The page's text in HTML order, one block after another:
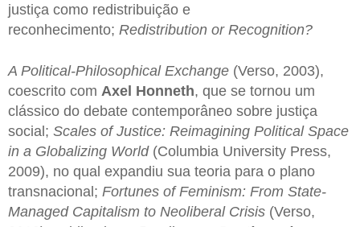
justiça como redistribuição e
reconhecimento; Redistribution or Recognition?
A Political-Philosophical Exchange (Verso, 2003),
coescrito com Axel Honneth, que se tornou um
clássico do debate contemporâneo sobre justiça
social; Scales of Justice: Reimagining Political Space
in a Globalizing World(Columbia University Press,
2009), no qual expandiu sua teoria para o plano
transnacional; Fortunes of Feminism: From State-
Managed Capitalism to Neoliberal Crisis (Verso,